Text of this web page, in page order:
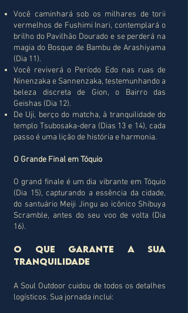
Você caminhará sob os milhares de torii
vermelhos de Fushimi Inari, contemplará o
brilho do Pavilhão Dourado e se perderá na
magia do Bosque de Bambu de Arashiyama
(Dia 11).
Você reviverá o Período Edo nas ruas de
Ninenzaka e Sannenzaka, testemunhando a
beleza discreta de Gion, o Bairro das
Geishas (Dia 12).
De Uji, berço do matcha, à tranquilidade do
templo Tsubosaka-dera (Dias 13 e 14), cada
passo é uma lição de história e harmonia.
O Grande Final em Tóquio
O grand finale é um dia vibrante em Tóquio
(Dia 15), capturando a essência da cidade,
do santuário Meiji Jingu ao icônico Shibuya
Scramble, antes do seu voo de volta (Dia
16).
O que garante a sua
tranquilidade
A Soul Outdoor cuidou de todos os detalhes
logísticos. Sua jornada inclui: